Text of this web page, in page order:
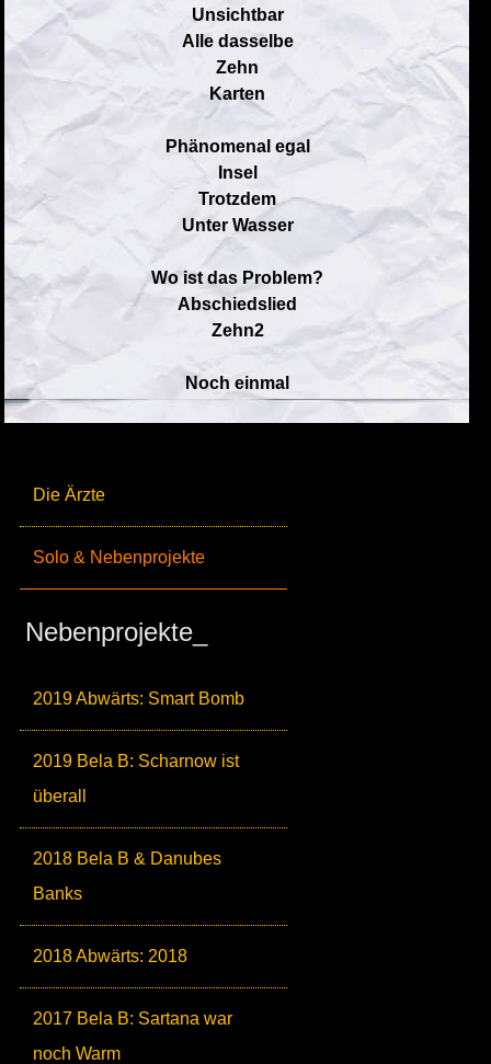
Die Ärzte
Solo & Nebenprojekte
Nebenprojekte_
2019 Abwärts: Smart Bomb
2019 Bela B: Scharnow ist
überall
2018 Bela B & Danubes
Banks
2018 Abwärts: 2018
2017 Bela B: Sartana war
noch Warm
Unsichtbar
Alle dasselbe
Zehn
Karten
Phänomenal egal
Insel
Trotzdem
Unter Wasser
Wo ist das Problem?
Abschiedslied
Zehn2
Noch einmal